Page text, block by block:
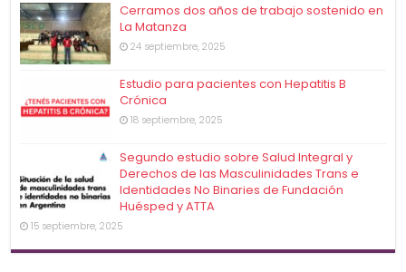
Cerramos dos años de trabajo sostenido en
La Matanza
24 septiembre, 2025
Estudio para pacientes con Hepatitis B
Crónica
18 septiembre, 2025
Segundo estudio sobre Salud Integral y
Derechos de las Masculinidades Trans e
Identidades No Binaries de Fundación
Huésped y ATTA
15 septiembre, 2025